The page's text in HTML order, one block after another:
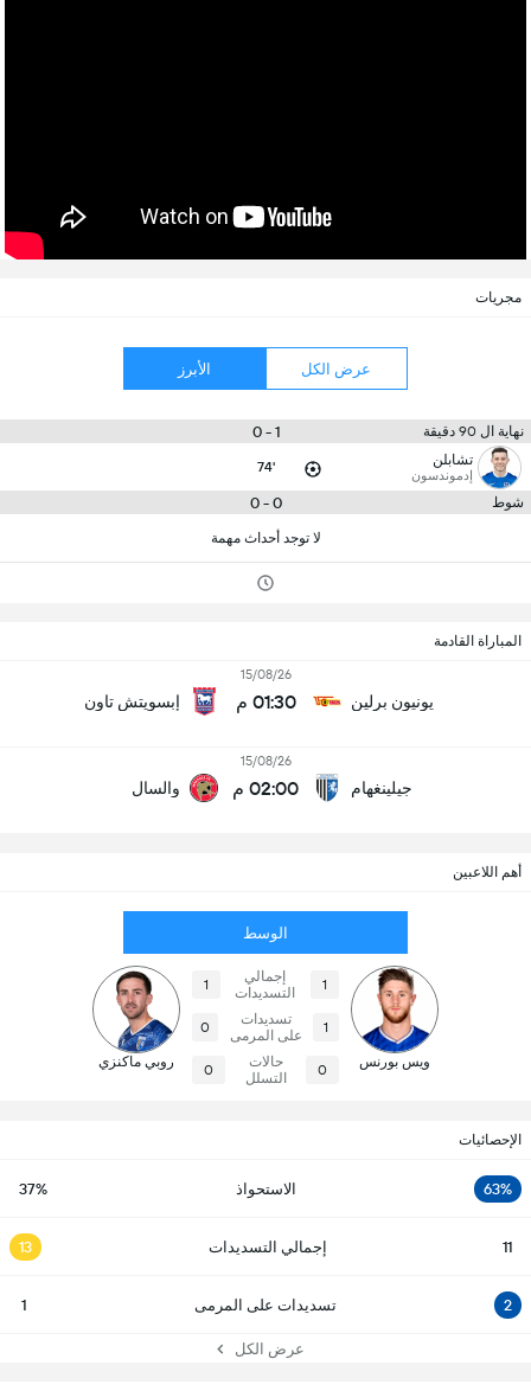
مجريات
عرض الكل الأبرز
نهاية ال 90 دقيقة 1 - 0
تشابلن
إدموندسون 74'
شوط 0 - 0
لا توجد أحداث مهمة
المباراة القادمة
يونيون برلين
15/08/26
01:30 م إبسويتش تاون
جيلينغهام
15/08/26
02:00 م والسال
أهم اللاعبين
الوسط
ويس بورنس
1
إجمالي
التسديدات
1
1
تسديدات
على المرمى
0
0
حالات
التسلل
0 روبي ماكنزي
الإحصائيات
63% الاستحواذ 37%
11 إجمالي التسديدات 13
2 تسديدات على المرمى 1
عرض الكل